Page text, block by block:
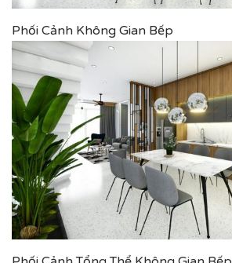
Phối Cảnh Không Gian Bếp